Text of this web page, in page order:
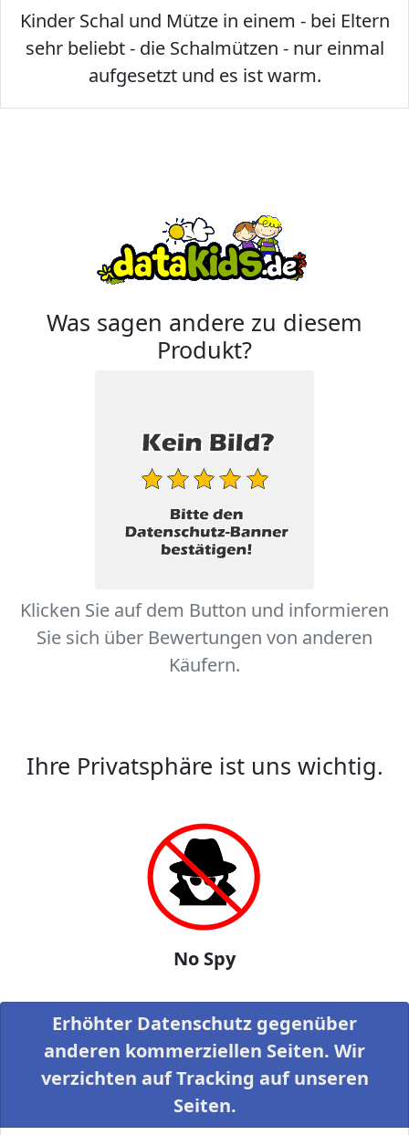
Kinder Schal und Mütze in einem - bei Eltern
sehr beliebt - die Schalmützen - nur einmal
aufgesetzt und es ist warm.
Was sagen andere zu diesem
Produkt?
Klicken Sie auf dem Button und informieren
Sie sich über Bewertungen von anderen
Käufern.
Ihre Privatsphäre ist uns wichtig.
No Spy
Erhöhter Datenschutz gegenüber
anderen kommerziellen Seiten. Wir
verzichten auf Tracking auf unseren
Seiten.